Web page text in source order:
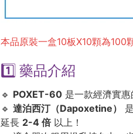
本品原裝一盒10板X10顆為100
1️⃣ 藥品介紹
🔹 POXET-60 是一款經濟實惠
🔹 達泊西汀（Dapoxetine）
延長 2-4 倍以上！